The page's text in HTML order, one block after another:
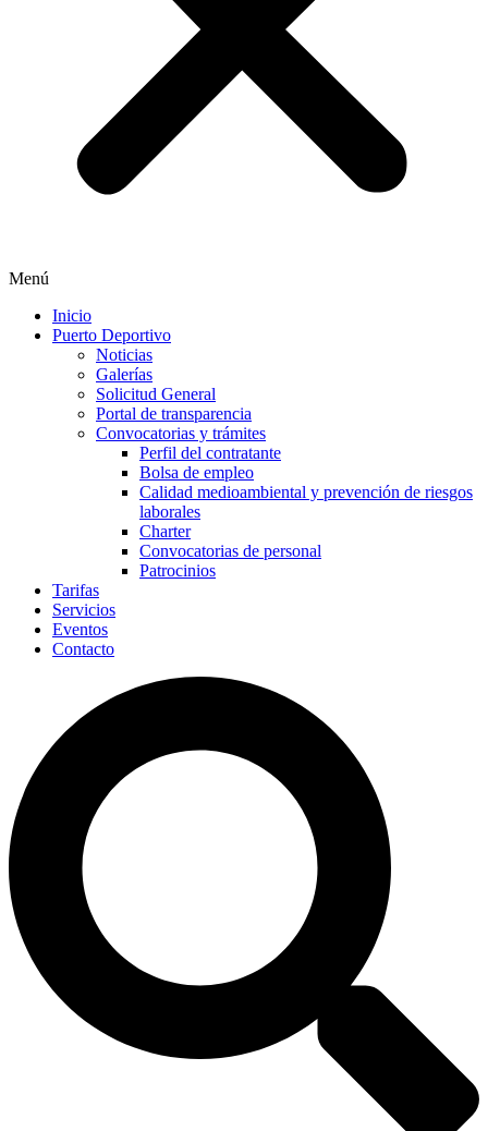
Menú
Inicio
Puerto Deportivo
Noticias
Galerías
Solicitud General
Portal de transparencia
Convocatorias y trámites
Perfil del contratante
Bolsa de empleo
Calidad medioambiental y prevención de riesgos
laborales
Charter
Convocatorias de personal
Patrocinios
Tarifas
Servicios
Eventos
Contacto